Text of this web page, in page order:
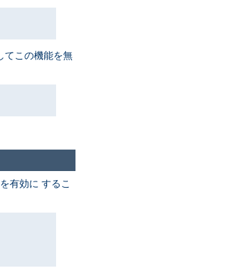
てこの機能を無
有効に するこ